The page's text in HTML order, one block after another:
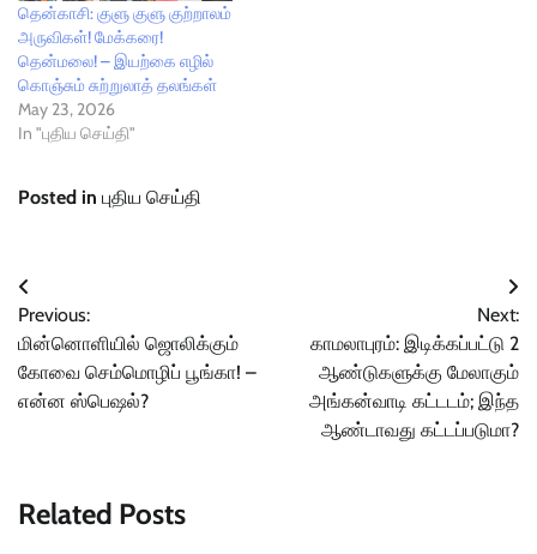
தென்காசி: குளு குளு குற்றாலம்
அருவிகள்! மேக்கரை!
தென்மலை! – இயற்கை எழில்
கொஞ்சும் சுற்றுலாத் தலங்கள்
May 23, 2026
In "புதிய செய்தி"
Posted in புதிய செய்தி
Post
navigation
Previous:
மின்னொளியில் ஜொலிக்கும்
கோவை செம்மொழிப் பூங்கா! –
என்ன ஸ்பெஷல்?
Next:
காமலாபுரம்: இடிக்கப்பட்டு 2
ஆண்டுகளுக்கு மேலாகும்
அங்கன்வாடி கட்டடம்; இந்த
ஆண்டாவது கட்டப்படுமா?
Related Posts